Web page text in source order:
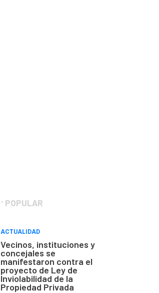
POPULAR
ACTUALIDAD
Vecinos, instituciones y
concejales se
manifestaron contra el
proyecto de Ley de
Inviolabilidad de la
Propiedad Privada